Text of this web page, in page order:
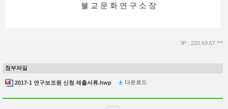
불 교 문 화 연 구 소 장
IP : 220.69.67.***
첨부파일
2017-1 연구보조원 신청 제출서류.hwp 다운로드